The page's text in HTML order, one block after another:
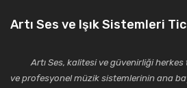
Artı Ses ve Işık Sistemleri
Artı Ses, kalitesi ve güvenirliği herkes
ve profesyonel müzik sistemlerinin ana